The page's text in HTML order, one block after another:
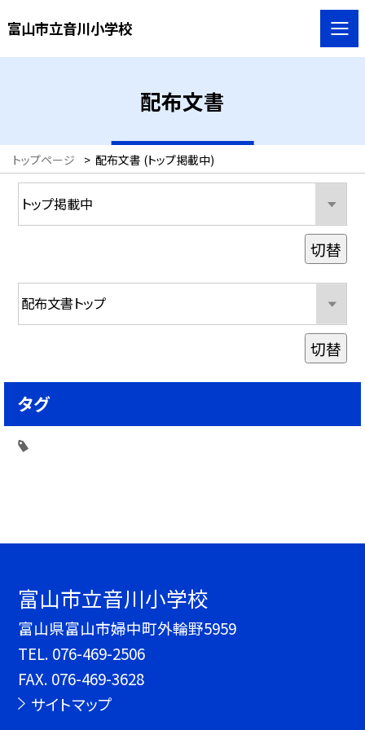
富山市立音川小学校
配布文書
トップページ > 配布文書 (トップ掲載中)
切替
切替
タグ
富山市立音川小学校
富山県富山市婦中町外輪野5959
TEL. 076-469-2506
FAX. 076-469-3628
サイトマップ